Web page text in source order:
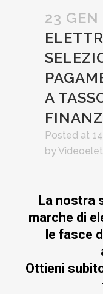
23 GEN
A
Posted at
by
La nostra
marche di
le fasce
Ottieni